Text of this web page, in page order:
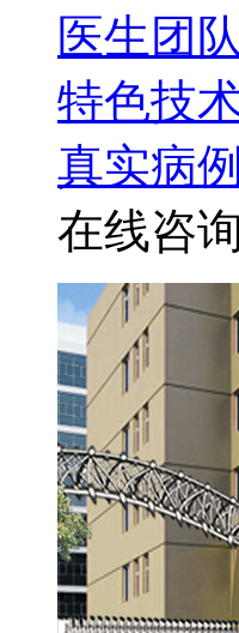
医生团队
特色技
真实病例
在线咨询